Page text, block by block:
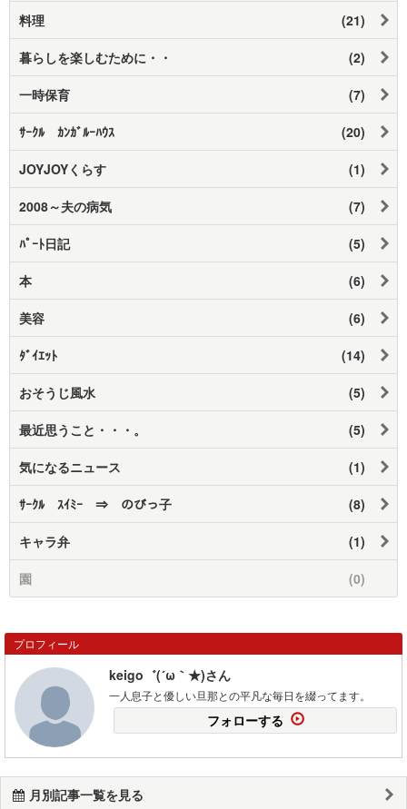
料理 (21)
暮らしを楽しむために・・ (2)
一時保育 (7)
ｻｰｸﾙ ｶﾝｶﾞﾙｰﾊｳｽ (20)
JOYJOYくらす (1)
2008～夫の病気 (7)
ﾊﾟｰﾄ日記 (5)
本 (6)
美容 (6)
ﾀﾞｲｴｯﾄ (14)
おそうじ風水 (5)
最近思うこと・・・。 (5)
気になるニュース (1)
ｻｰｸﾙ ｽｲﾐｰ ⇒ のびっ子 (8)
キャラ弁 (1)
園 (0)
プロフィール
keigo゛(´ω｀★)さん
一人息子と優しい旦那との平凡な毎日を綴ってます。
フォローする
月別記事一覧を見る